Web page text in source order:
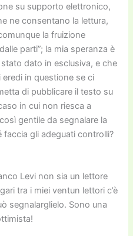
su supporto elettronico,
ne consentano la lettura,
la fruizione
parti”; la mia speranza è
dato in esclusiva, e che
in questione se ci
di pubblicare il testo su
in cui non riesca a
gentile da segnalare la
gli adeguati controlli?
Levi non sia un lettore
tra i miei ventun lettori c’è
segnalarglielo. Sono una